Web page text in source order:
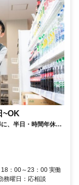
~OK
、半日・時間年休で
：00～23：00 実働
務曜日：応相談